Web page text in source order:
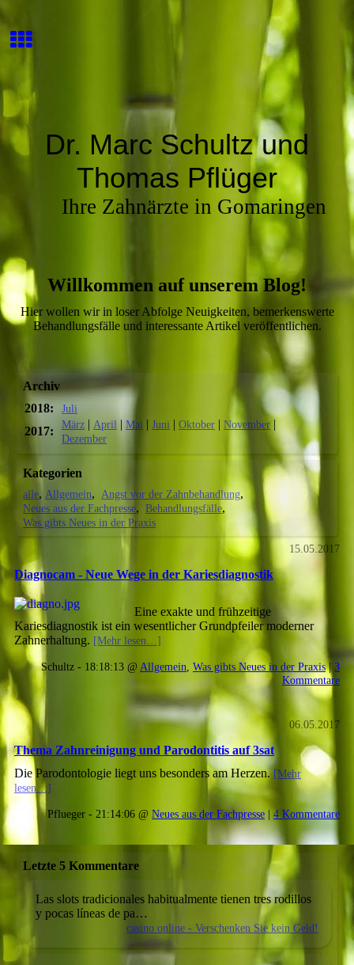
Dr. Marc Schultz und
Thomas Pflüger
Ihre Zahnärzte in Gomaringen
Willkommen auf unserem Blog!
Hier wollen wir in loser Abfolge Neuigkeiten, bemerkenswerte
Behandlungsfälle und interessante Artikel veröffentlichen.
Archiv
2018:
Juli
2017: März | April|Mai |Juni |Oktober |November |
Dezember
Kategorien
alle Allgemein
Angst vor der Zahnbehandlung
Neues aus der Fachpresse
Behandlungsfälle
Was gibts Neues in der Praxis
15.05.2017
Diagnocam - Neue Wege in der Kariesdiagnostik
Eine exakte und frühzeitige
Kariesdiagnostik ist ein wesentlicher Grundpfeiler moderner
Zahnerhaltung. [Mehr lesen…]
Schultz - 18:18:13 @ Allgemein ,Was gibts Neues in der Praxis|3
Kommentare
06.05.2017
Thema Zahnreinigung und Parodontitis auf 3sat
Die Parodontologie liegt uns besonders am Herzen.[Mehr
lesen…]
Pflueger - 21:14:06 @Neues aus der Fachpresse|4 Kommentare
Letzte 5 Kommentare
Las slots tradicionales habitualmente tienen tres rodillos
y pocas líneas de pa…
casino online - Verschenken Sie kein Geld!